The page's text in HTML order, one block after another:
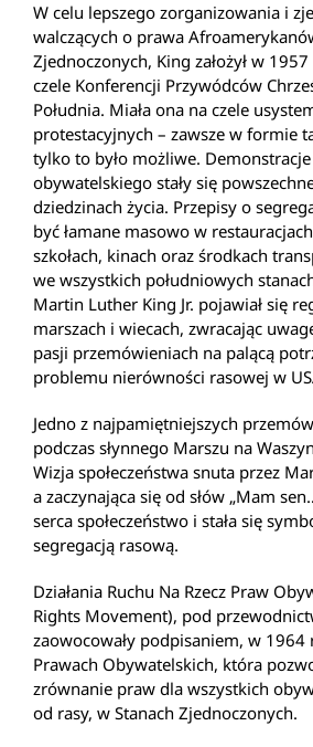
W celu lepszego zorganizowania i
walczących o prawa
Zjednoczonych, King założył w
czele Konferencji Przywódców
Południa. Miała ona na czele
protestacyjnych – zawsze w formie
tylko to było możliwe.
obywatelskiego stały się
dziedzinach życia. Przepisy o
być łamane masowo w
szkołach, kinach oraz środkach
we wszystkich południowych
Martin Luther King Jr. pojawiał się
marszach i wiecach, zwracając
pasji przemówieniach na palącą
problemu nierówności rasowej w
Jedno z najpamiętniejszych
podczas słynnego Marszu na
Wizja społeczeństwa snuta przez
a zaczynająca się od słów „Mam
serca społeczeństwo i stała się
segregacją rasową.
Działania Ruchu Na Rzecz Praw
Rights Movement), pod
zaowocowały podpisaniem, w 1964
Prawach Obywatelskich, która
zrównanie praw dla wszystkich
od rasy, w Stanach Zjednoczonych.